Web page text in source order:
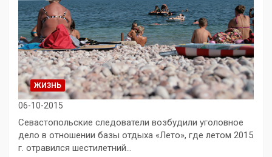
ЖИЗНЬ
06-10-2015
Севастопольские следователи возбудили уголовное
дело в отношении базы отдыха «Лето», где летом 2015
г. отравился шестилетний…